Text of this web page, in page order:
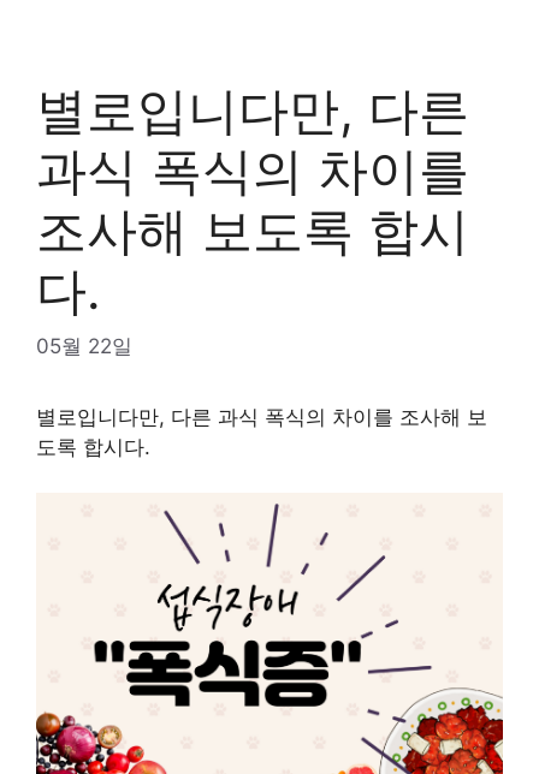
별로입니다만, 다른
과식 폭식의 차이를
조사해 보도록 합시
다.
05월 22일
별로입니다만, 다른 과식 폭식의 차이를 조사해 보
도록 합시다.